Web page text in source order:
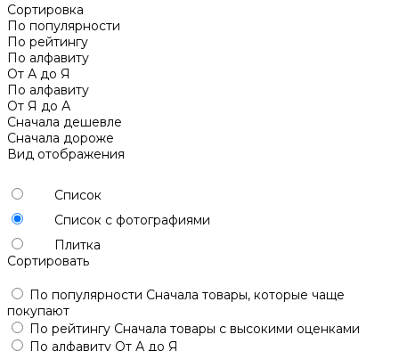
Сортировка
По популярности
По рейтингу
По алфавиту
От А до Я
По алфавиту
От Я до А
Сначала дешевле
Сначала дороже
Вид отображения
Список
Список с фотографиями
Плитка
Сортировать
По популярности Сначала товары, которые чаще
покупают
По рейтингу Сначала товары с высокими оценками
По алфавиту От А до Я